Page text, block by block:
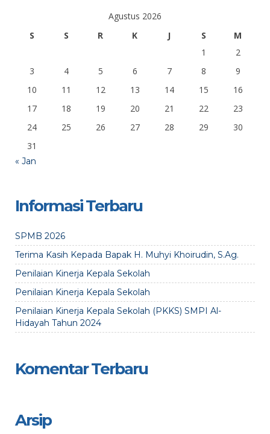
Agustus 2026
S
S R K J S
M
1
2
3
4 5 6 7 8
9
10
11 12 13 14 15
16
17
18 19 20 21 22
23
24
25 26 27 28 29
30
31
« Jan
Informasi Terbaru
SPMB 2026
Terima Kasih Kepada Bapak H. Muhyi Khoirudin, S.Ag.
Penilaian Kinerja Kepala Sekolah
Penilaian Kinerja Kepala Sekolah
Penilaian Kinerja Kepala Sekolah (PKKS) SMPI Al-
Hidayah Tahun 2024
Komentar Terbaru
Arsip